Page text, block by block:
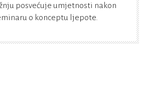
posvećuje umjetnosti nakon
o konceptu ljepote.